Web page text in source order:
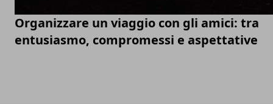
Organizzare un viaggio con gli amici: tra
entusiasmo, compromessi e aspettative